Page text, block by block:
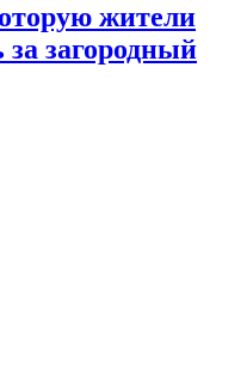
жители
загородный